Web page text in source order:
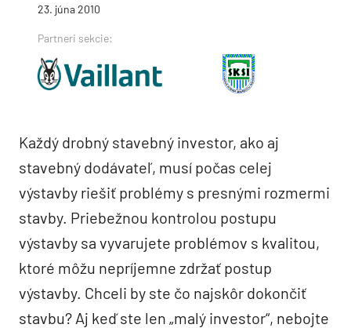
23. júna 2010
Partneri sekcie:
Každý drobný stavebný investor, ako aj
stavebný dodávateľ, musí počas celej
výstavby riešiť problémy s presnými rozmermi
stavby. Priebežnou kontrolou postupu
výstavby sa vyvarujete problémov s kvalitou,
ktoré môžu nepríjemne zdržať postup
výstavby. Chceli by ste čo najskôr dokončiť
stavbu? Aj keď ste len „malý investor“, nebojte